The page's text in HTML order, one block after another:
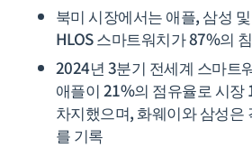
북미 시장에서는 애플, 삼성
HLOS 스마트워치가 87%의
2024년 3분기 전세계 스마트
애플이 21%의 점유율로 시장
차지했으며, 화웨이와 삼성은
를 기록